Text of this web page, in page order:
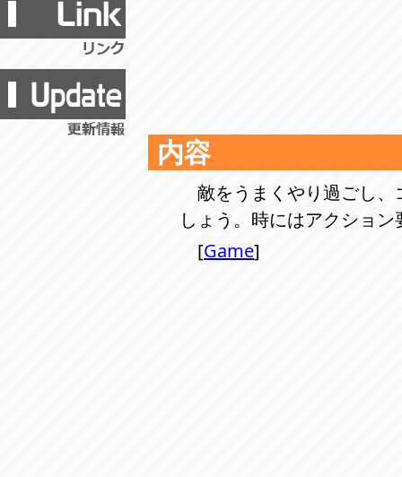
内容
敵をうまくやり過ごし
しょう。時にはアクショ
[Game]